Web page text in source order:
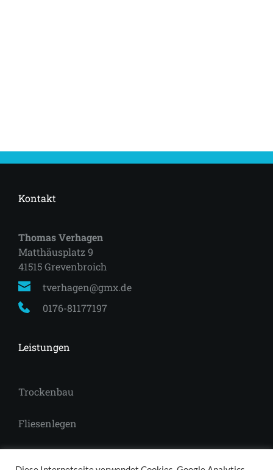
Kontakt
Thomas Verhagen
Matthäusplatz 9
41515 Grevenbroich
tverhagen@gmx.de
0176-81177197
Leistungen
Trockenbau
Fliesenlegen